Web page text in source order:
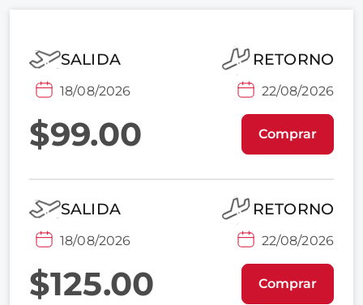
SALIDA RETORNO
18/08/2026 22/08/2026
$99.00 Comprar
SALIDA RETORNO
18/08/2026 22/08/2026
$125.00 Comprar